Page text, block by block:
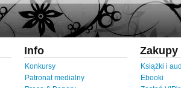
Info
Konkursy
Patronat medialny
Zakupy
Książki i
Ebooki